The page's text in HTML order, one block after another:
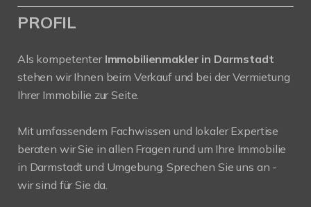
PROFIL
Als kompetenter Immobilienmakler in Darmstadt
stehen wir Ihnen beim Verkauf und bei der Vermietung
Ihrer Immobilie zur Seite.
Mit umfassendem Fachwissen und lokaler Expertise
beraten wir Sie in allen Fragen rund um Ihre Immobilie
in Darmstadt und Umgebung. Sprechen Sie uns an -
wir sind für Sie da.